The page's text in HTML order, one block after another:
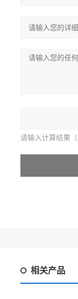
请输入计算结果
相关产品